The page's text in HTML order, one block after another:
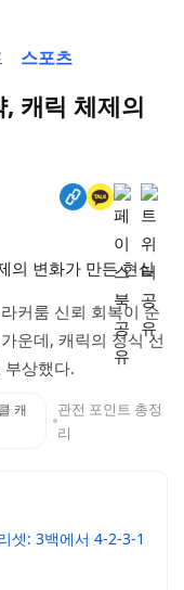
스포츠
캐릭 체제의
커룸 신뢰 회복이 순
운데, 캐릭의 정식 선
상했다.
캐
관전 포인트 총정
리
셋: 3백에서 4-2-3-1